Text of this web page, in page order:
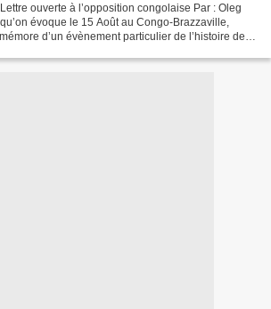
ouverte à l’opposition congolaise Par : Oleg
évoque le 15 Août au Congo-Brazzaville,
d’un évènement particulier de l’histoire de